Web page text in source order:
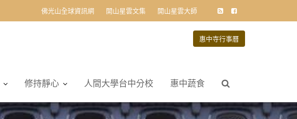
佛光山全球資訊網 開山星雲文集 開山星雲大師
惠中寺行事曆
修持靜心 人間大學台中分校 惠中蔬食